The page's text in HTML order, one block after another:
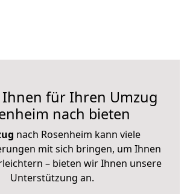
Ihnen für Ihren Umzug
nach bieten
nach Rosenheim kann viele
mit sich bringen, um Ihnen
– bieten wir Ihnen unsere
Unterstützung an.